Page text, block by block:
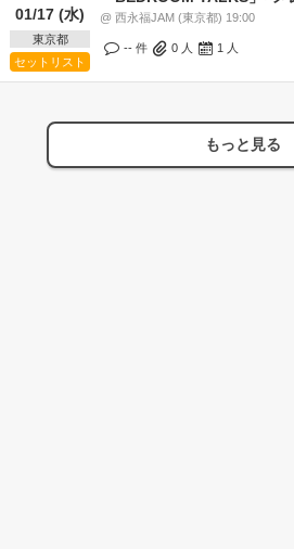
01/17 (水)
東京都
セットリスト
@ 西永福JAM (東京都) 19:00
-- 件 0 人 1 人
もっと見る